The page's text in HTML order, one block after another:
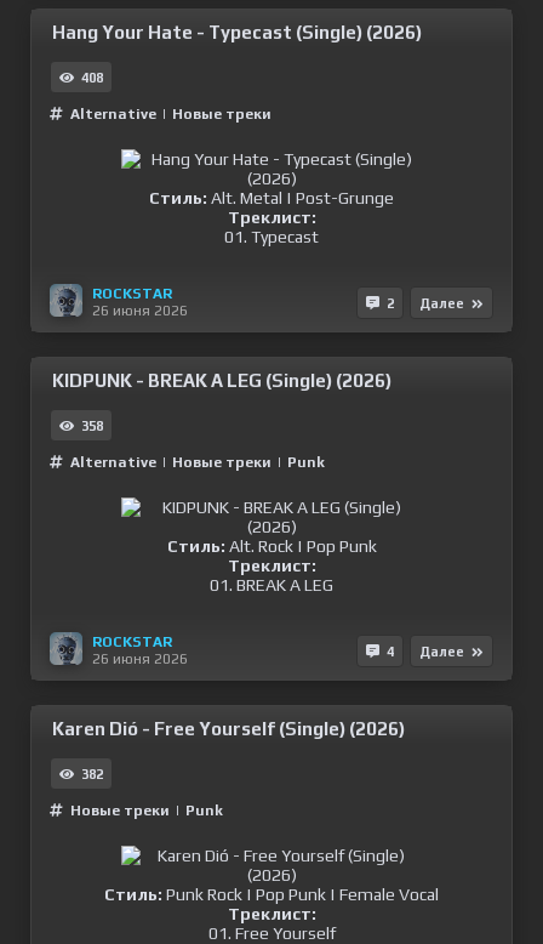
Hang Your Hate - Typecast (Single) (2026)
408
Alternative | Новые треки
Стиль: Alt. Metal | Post-Grunge
Треклист:
01. Typecast
ROCKSTAR
26 июня 2026
2 Далее
KIDPUNK - BREAK A LEG (Single) (2026)
358
Alternative | Новые треки | Punk
Стиль: Alt. Rock | Pop Punk
Треклист:
01. BREAK A LEG
ROCKSTAR
26 июня 2026
4 Далее
Karen Dió - Free Yourself (Single) (2026)
382
Новые треки | Punk
Стиль: Punk Rock | Pop Punk | Female Vocal
Треклист:
01. Free Yourself